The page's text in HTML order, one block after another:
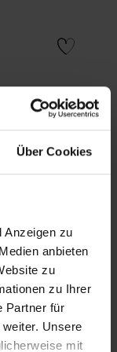
Über Cookies
Anzeigen zu
anbieten
zu
zu Ihrer
Partner für
Unsere
mit